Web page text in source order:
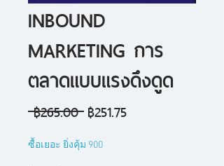
INBOUND
MARKETING การ
ตลาดแบบแรงดึงดูด
฿265.00 ราคา
฿251.75ราคา
ซื้อเยอะ ยิ่งคุ้ม 900